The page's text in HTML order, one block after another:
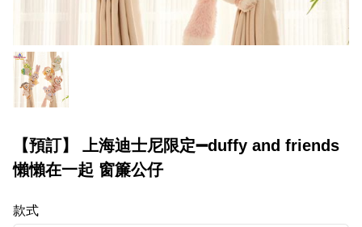
【預訂】 上海迪士尼限定➖duffy and friends
懶懶在一起 窗簾公仔
款式